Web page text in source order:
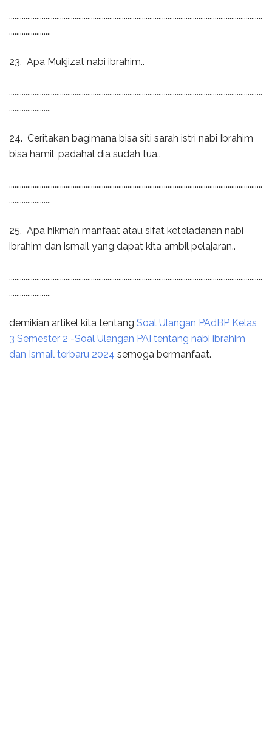
...........................................................................................................................................
.......................
23. Apa Mukjizat nabi ibrahim..
...........................................................................................................................................
.......................
24. Ceritakan bagimana bisa siti sarah istri nabi Ibrahim
bisa hamil, padahal dia sudah tua..
...........................................................................................................................................
.......................
25. Apa hikmah manfaat atau sifat keteladanan nabi
ibrahim dan ismail yang dapat kita ambil pelajaran..
...........................................................................................................................................
.......................
demikian artikel kita tentang Soal Ulangan PAdBP Kelas
3 Semester 2 -Soal Ulangan PAI tentang nabi ibrahim
dan Ismail terbaru 2024 semoga bermanfaat.